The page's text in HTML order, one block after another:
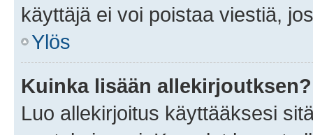
käyttäjä ei voi poistaa viestiä,
Ylös
Kuinka lisään allekirjoutksen?
Luo allekirjoitus käyttääksesi